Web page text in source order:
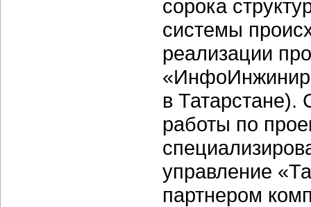
сорока
системы
реализации
в Татарстане).
работы по
управление
партнером